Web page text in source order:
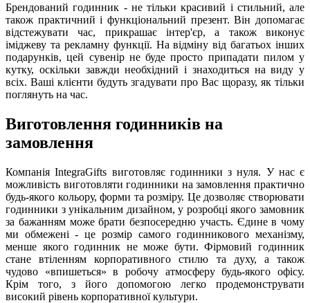
Брендований годинник - не тільки красивий і стильний, але
також практичний і функціональний презент. Він допомагає
відстежувати час, прикрашає інтер'єр, а також виконує
іміджеву та рекламну функції. На відміну від багатьох інших
подарунків, цей сувенір не буде просто припадати пилом у
кутку, оскільки завжди необхідний і знаходиться на виду у
всіх. Ваші клієнти будуть згадувати про Вас щоразу, як тільки
поглянуть на час.
Виготовлення годинників на
замовлення
Компанія IntegraGifts виготовляє годинники з нуля. У нас є
можливість виготовляти годинники на замовлення практично
будь-якого кольору, форми та розміру. Це дозволяє створювати
годинники з унікальним дизайном, у розробці якого замовник
за бажанням може брати безпосередню участь. Єдине в чому
ми обмежені - це розмір самого годинникового механізму,
менше якого годинник не може бути. Фірмовий годинник
стане втіленням корпоративного стилю та духу, а також
чудово «впишеться» в робочу атмосферу будь-якого офісу.
Крім того, з його допомогою легко продемонструвати
високий рівень корпоративної культури.